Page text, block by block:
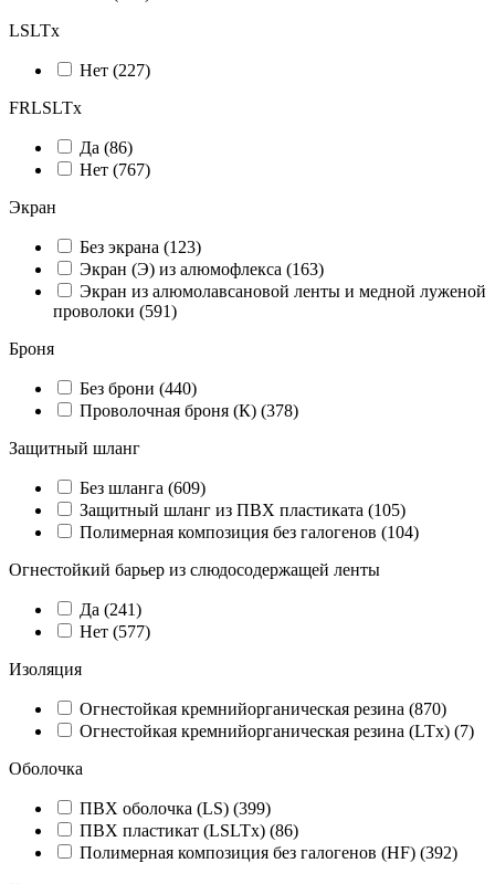
LSLTx
Нет (227)
FRLSLTx
Да (86)
Нет (767)
Экран
Без экрана (123)
Экран (Э) из алюмофлекса (163)
Экран из алюмолавсановой ленты и медной луженой
проволоки (591)
Броня
Без брони (440)
Проволочная броня (К) (378)
Защитный шланг
Без шланга (609)
Защитный шланг из ПВХ пластиката (105)
Полимерная композиция без галогенов (104)
Огнестойкий барьер из слюдосодержащей ленты
Да (241)
Нет (577)
Изоляция
Огнестойкая кремнийорганическая резина (870)
Огнестойкая кремнийорганическая резина (LTx) (7)
Оболочка
ПВХ оболочка (LS) (399)
ПВХ пластикат (LSLTx) (86)
Полимерная композиция без галогенов (HF) (392)